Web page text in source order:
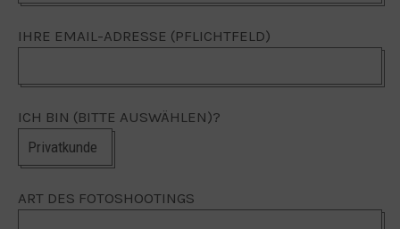
IHRE EMAIL-ADRESSE (PFLICHTFELD)
ICH BIN (BITTE AUSWÄHLEN)?
ART DES FOTOSHOOTINGS